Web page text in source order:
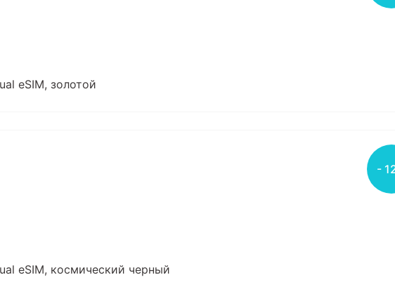
еSIM, золотой
-
еSIM, космический черный